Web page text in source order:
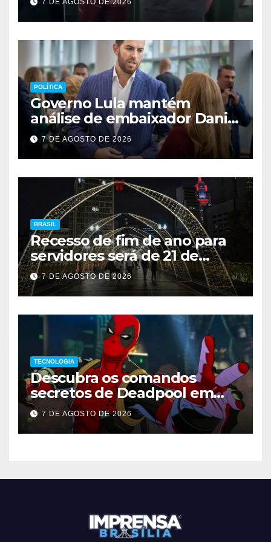
7 DE AGOSTO DE 2026
POLÍTICA
Governo Lula mantém
análise de embaixador Daniel
Perez para depois das
eleições
7 DE AGOSTO DE 2026
BRASIL
Recesso de fim de ano para
servidores será de 21 de
dezembro a 1º de janeiro
7 DE AGOSTO DE 2026
TECNOLOGIA
Descubra os comandos
secretos de Deadpool em
Marvel Tokon
7 DE AGOSTO DE 2026